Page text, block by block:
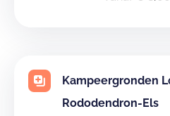
Kampeergronden
Rododendron-Els